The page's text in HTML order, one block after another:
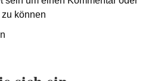
können